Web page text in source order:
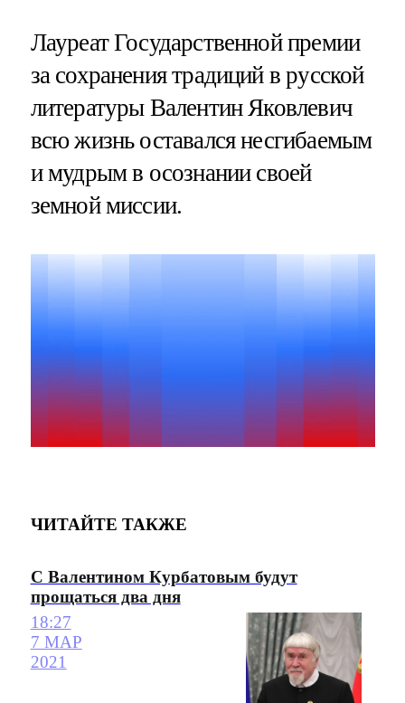
Лауреат Государственной премии
за сохранения традиций в русской
литературы Валентин Яковлевич
всю жизнь оставался несгибаемым
и мудрым в осознании своей
земной миссии.
ЧИТАЙТЕ ТАКЖЕ
С Валентином Курбатовым будут
прощаться два дня
18:27
7 МАР
2021